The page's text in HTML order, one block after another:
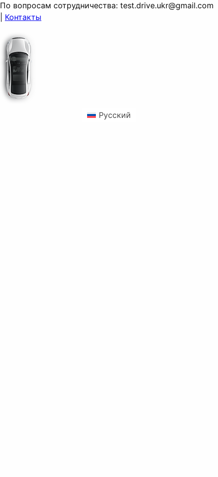
По вопросам сотрудничества: test.drive.ukr@gmail.com
Контакты
Русский